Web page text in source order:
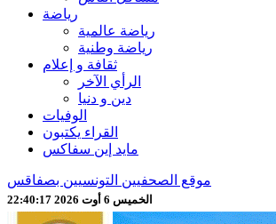
رياضة
رياضة عالمية
رياضة وطنية
ثقافة و إعلام
الرأي الآخر
دين و دنيا
الوفيات
القراء يكتبون
مايد إين سفاكس
موقع الصحفيين التونسيين بصفاقس
الخميس 6 أوت 2026 22:40:19